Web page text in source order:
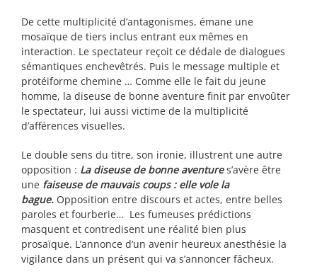
De cette multiplicité d’antagonismes, émane une
mosaïque de tiers inclus entrant eux mêmes en
interaction. Le spectateur reçoit ce dédale de dialogues
sémantiques enchevêtrés. Puis le message multiple et
protéiforme chemine … Comme elle le fait du jeune
homme, la diseuse de bonne aventure finit par envoûter
le spectateur, lui aussi victime de la multiplicité
d’afférences visuelles.
Le double sens du titre, son ironie, illustrent une autre
opposition : La diseuse de bonne aventures’avère être
une faiseuse de mauvais coups : elle vole la
bague. Opposition entre discours et actes, entre belles
paroles et fourberie… Les fumeuses prédictions
masquent et contredisent une réalité bien plus
prosaïque. L’annonce d’un avenir heureux anesthésie la
vigilance dans un présent qui va s’annoncer fâcheux.